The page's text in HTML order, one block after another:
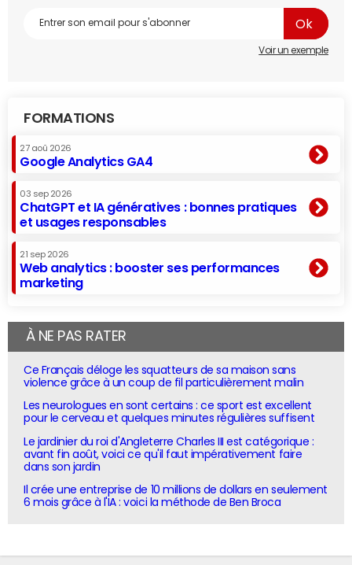
Voir un exemple
FORMATIONS
27 aoû 2026
Google Analytics GA4
03 sep 2026
ChatGPT et IA génératives : bonnes pratiques
et usages responsables
21 sep 2026
Web analytics : booster ses performances
marketing
À NE PAS RATER
Ce Français déloge les squatteurs de sa maison sans
violence grâce à un coup de fil particulièrement malin
Les neurologues en sont certains : ce sport est excellent
pour le cerveau et quelques minutes régulières suffisent
Le jardinier du roi d'Angleterre Charles III est catégorique :
avant fin août, voici ce qu'il faut impérativement faire
dans son jardin
Il crée une entreprise de 10 millions de dollars en seulement
6 mois grâce à l'IA : voici la méthode de Ben Broca